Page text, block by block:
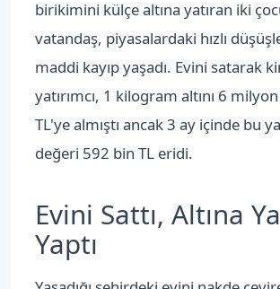
birikimini külçe altına yatıran iki
vatandaş, piyasalardaki hızlı
maddi kayıp yaşadı. Evini satarak
yatırımcı, 1 kilogram altını 6
TL'ye almıştı ancak 3 ay içinde bu
değeri 592 bin TL eridi.
Evini Sattı, Altına
Yaptı